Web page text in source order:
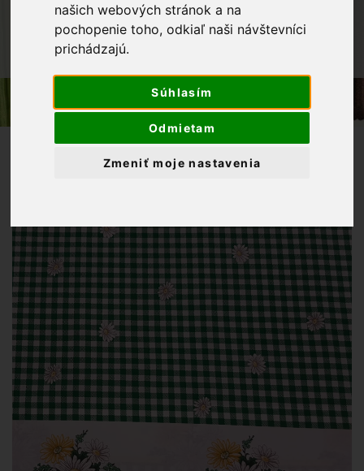
našich webových stránok a na
pochopenie toho, odkiaľ naši návštevníci
prichádzajú.
Súhlasím
Odmietam
Zmeniť moje nastavenia
DEKORAČNÉ LÁTKY
BAVLNENÁ LÁTKA ZELENÉ KÁRO S